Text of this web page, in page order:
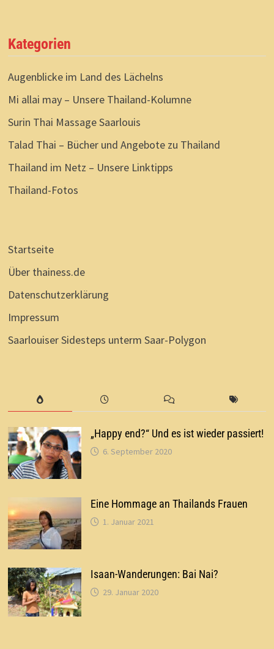
Kategorien
Augenblicke im Land des Lächelns
Mi allai may – Unsere Thailand-Kolumne
Surin Thai Massage Saarlouis
Talad Thai – Bücher und Angebote zu Thailand
Thailand im Netz – Unsere Linktipps
Thailand-Fotos
Startseite
Über thainess.de
Datenschutzerklärung
Impressum
Saarlouiser Sidesteps unterm Saar-Polygon
„Happy end?“ Und es ist wieder passiert!
6. September 2020
Eine Hommage an Thailands Frauen
1. Januar 2021
Isaan-Wanderungen: Bai Nai?
29. Januar 2020